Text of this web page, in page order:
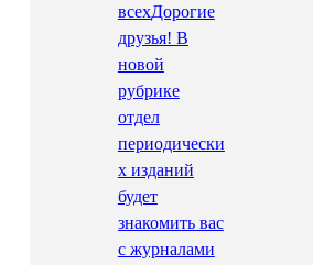
всехДорогие
друзья! В
новой
рубрике
отдел
периодически
х изданий
будет
знакомить вас
с журналами